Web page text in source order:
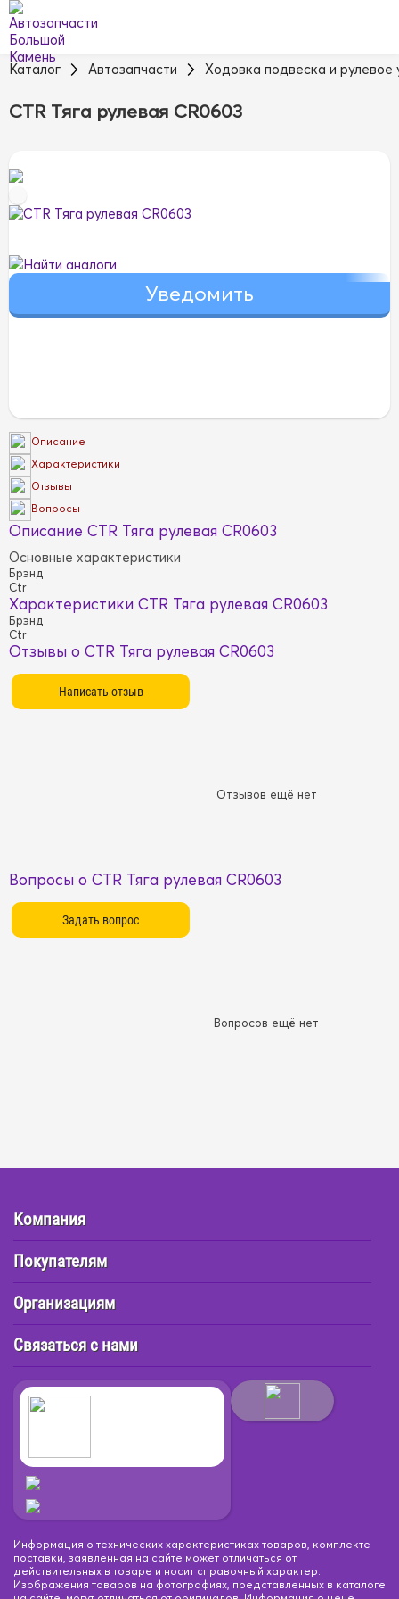
Каталог Автозапчасти Ходовка подвеска и рулевое
CTR Тяга рулевая CR0603
Найти аналоги
Описание
Характеристики
Отзывы
Вопросы
Описание CTR Тяга рулевая CR0603
Основные характеристики
Брэнд
Ctr
Характеристики CTR Тяга рулевая CR0603
Брэнд
Ctr
Отзывы о CTR Тяга рулевая CR0603
Отзывов ещё нет
Вопросы о CTR Тяга рулевая CR0603
Вопросов ещё нет
Компания
Покупателям
Организациям
Связаться с нами
Информация о технических характеристиках товаров, комплекте
поставки, заявленная на сайте может отличаться от
действительных в товаре и носит справочный характер.
Изображения товаров на фотографиях, представленных в каталоге